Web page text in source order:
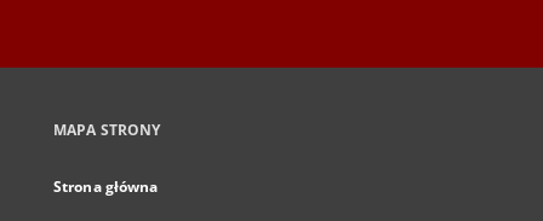
MAPA STRONY
Strona główna